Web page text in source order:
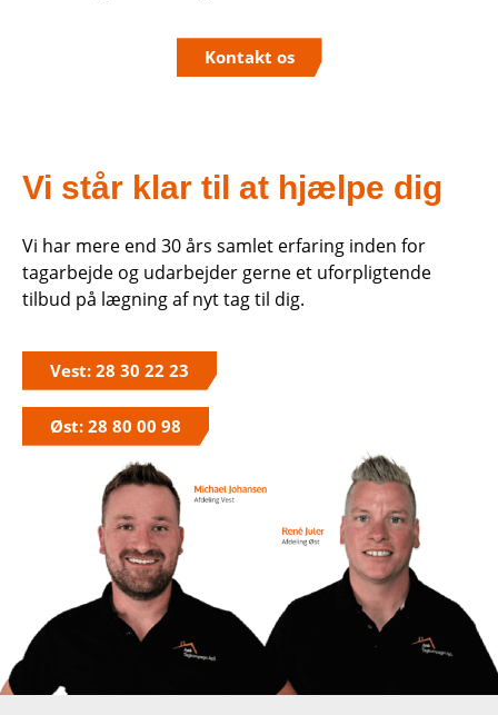
Kontakt os
Vi står klar til at hjælpe dig
Vi har mere end 30 års samlet erfaring inden for
tagarbejde og udarbejder gerne et uforpligtende
tilbud på lægning af nyt tag til dig.
Vest: 28 30 22 23
Øst: 28 80 00 98